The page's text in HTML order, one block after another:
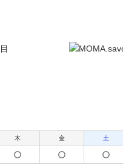
木 金 土